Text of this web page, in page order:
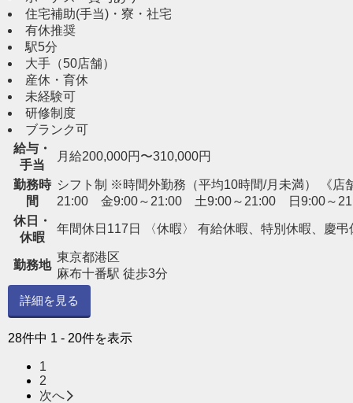
住宅補助(手当)・寮・社宅
有休推奨
駅5分
大手（50店舗）
産休・育休
未経験可
研修制度
ブランク可
給与・
手当
月給200,000円〜310,000円
勤務時
間
シフト制 ※時間外勤務（平均10時間/月未満） 《
21:00 金9:00～21:00 土9:00～21:00 日9:00～
休日・
休暇
年間休日117日 〈休暇〉 有給休暇、特別休暇、慶
勤務地
東京都港区
麻布十番駅 徒歩3分
詳細を見る
28件中 1 - 20件を表示
1
2
次へ